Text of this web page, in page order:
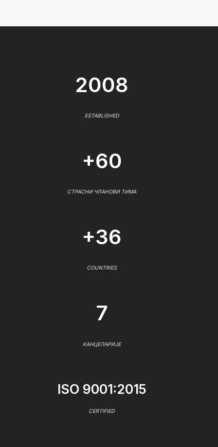
2008
ESTABLISHED
+60
СТРАСНИ ЧЛАНОВИ ТИМА
+36
COUNTRIES
7
КАНЦЕЛАРИЈЕ
ISO 9001:2015
CERTIFIED